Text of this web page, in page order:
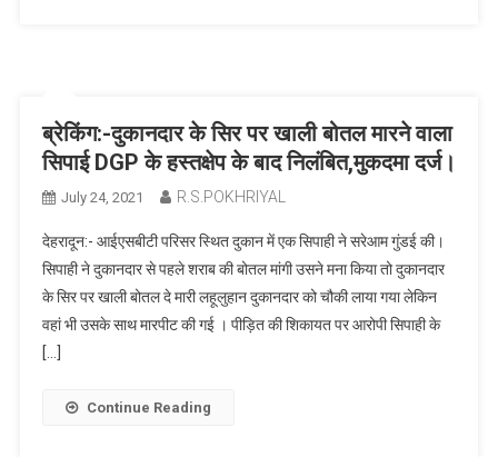
ब्रेकिंग:-दुकानदार के सिर पर खाली बोतल मारने वाला
सिपाई DGP के हस्तक्षेप के बाद निलंबित,मुकदमा दर्ज।
July 24, 2021 R.S.POKHRIYAL
देहरादून:- आईएसबीटी परिसर स्थित दुकान में एक सिपाही ने सरेआम गुंडई की।
सिपाही ने दुकानदार से पहले शराब की बोतल मांगी उसने मना किया तो दुकानदार
के सिर पर खाली बोतल दे मारी लहूलुहान दुकानदार को चौकी लाया गया लेकिन
वहां भी उसके साथ मारपीट की गई । पीड़ित की शिकायत पर आरोपी सिपाही के
[…]
Continue Reading